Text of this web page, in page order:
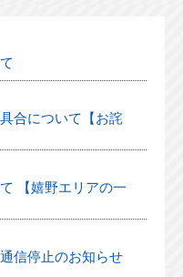
合について【お詫
【嬉野エリアの一
信停止のお知らせ